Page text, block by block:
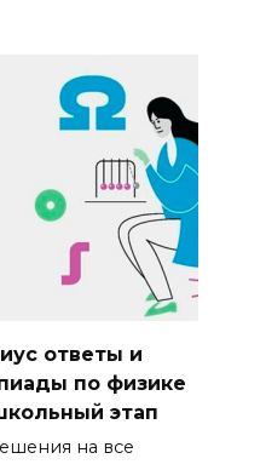
ответы и
по физике
этап
на все